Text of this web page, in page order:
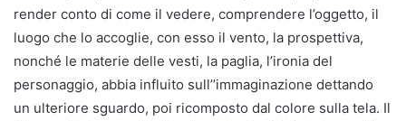
render conto di come il vedere, comprendere l’oggetto, il
luogo che lo accoglie, con esso il vento, la prospettiva,
nonché le materie delle vesti, la paglia, l’ironia del
personaggio, abbia influito sull’’immaginazione dettando
un ulteriore sguardo, poi ricomposto dal colore sulla tela. Il